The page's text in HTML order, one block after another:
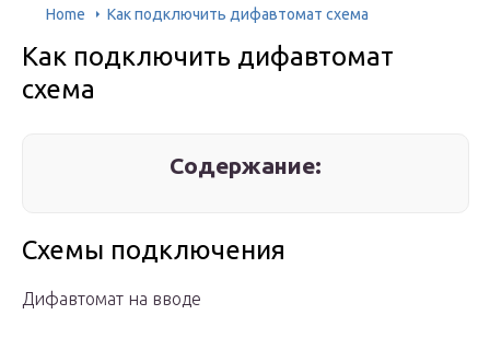
Home Как подключить дифавтомат схема
Как подключить дифавтомат
схема
Содержание:
Схемы подключения
Дифавтомат на вводе